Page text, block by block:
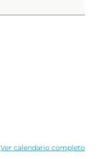
Ver calendario completo